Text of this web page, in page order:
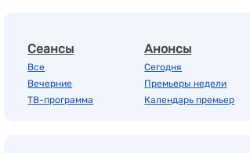
Сеансы
Все
Вечерние
ТВ-программа
Анонсы
Сегодня
Премьеры недели
Календарь премьер